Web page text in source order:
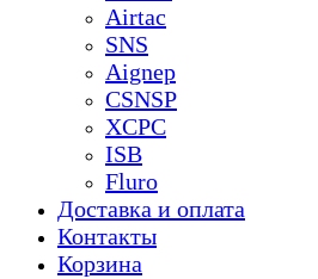
Airtac
SNS
Aignep
CSNSP
XCPC
ISB
Fluro
Доставка и оплата
Контакты
Корзина